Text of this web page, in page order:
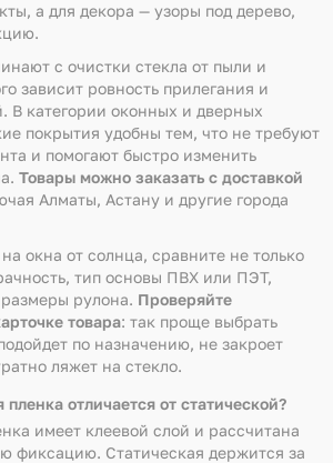
а для декора — узоры под дерево,
с очистки стекла от пыли и
зависит ровность прилегания и
В категории оконных и дверных
покрытия удобны тем, что не требуют
и помогают быстро изменить
Товары можно заказать с доставкой
Алматы, Астану и другие города
окна от солнца, сравните не только
тип основы ПВХ или ПЭТ,
рулона. Проверяйте
товара: так проще выбрать
по назначению, не закроет
ляжет на стекло.
отличается от статической?
имеет клеевой слой и рассчитана
фиксацию. Статическая держится за